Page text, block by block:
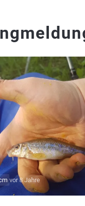
vor 8 Jahre